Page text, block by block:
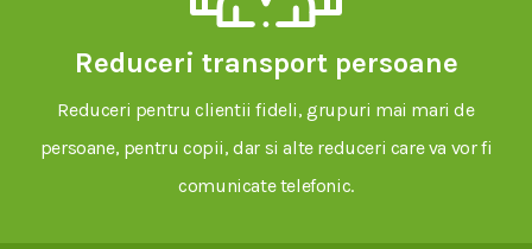
Reduceri transport persoane
Reduceri pentru clientii fideli, grupuri mai mari de
persoane, pentru copii, dar si alte reduceri care va vor fi
comunicate telefonic.